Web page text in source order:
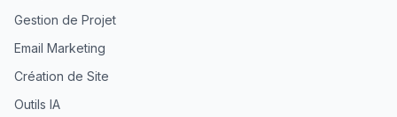
Gestion de Projet
Email Marketing
Création de Site
Outils IA